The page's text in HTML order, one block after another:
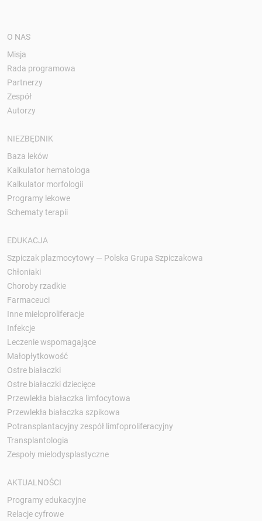
O NAS
Misja
Rada programowa
Partnerzy
Zespół
Autorzy
NIEZBĘDNIK
Baza leków
Kalkulator hematologa
Kalkulator morfologii
Programy lekowe
Schematy terapii
EDUKACJA
Szpiczak plazmocytowy — Polska Grupa Szpiczakowa
Chłoniaki
Choroby rzadkie
Farmaceuci
Inne mieloproliferacje
Infekcje
Leczenie wspomagające
Małopłytkowość
Ostre białaczki
Ostre białaczki dziecięce
Przewlekła białaczka limfocytowa
Przewlekła białaczka szpikowa
Potransplantacyjny zespół limfoproliferacyjny
Transplantologia
Zespoły mielodysplastyczne
AKTUALNOŚCI
Programy edukacyjne
Relacje cyfrowe